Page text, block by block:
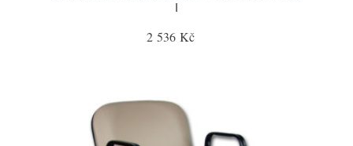
I
2 536 Kč